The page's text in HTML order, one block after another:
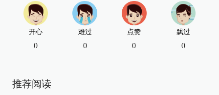
开心
0
难过
0
点赞
0
飘过
0
推荐阅读